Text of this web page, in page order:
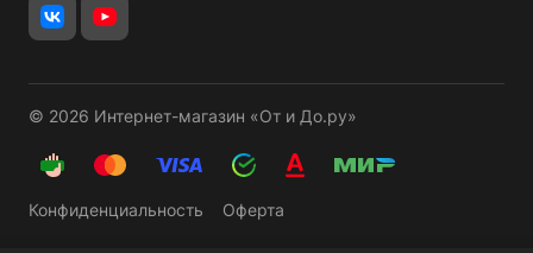
© 2026 Интернет-магазин «От и До.ру»
Конфиденциальность Оферта